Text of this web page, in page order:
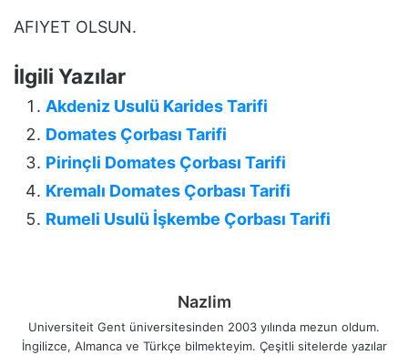
AFIYET OLSUN.
İlgili Yazılar
Akdeniz Usulü Karides Tarifi
Domates Çorbası Tarifi
Pirinçli Domates Çorbası Tarifi
Kremalı Domates Çorbası Tarifi
Rumeli Usulü İşkembe Çorbası Tarifi
Nazlim
Universiteit Gent üniversitesinden 2003 yılında mezun oldum.
İngilizce, Almanca ve Türkçe bilmekteyim. Çeşitli sitelerde yazılar